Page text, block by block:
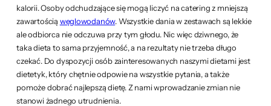
kalorii. Osoby odchudzające się mogą liczyć na catering z mniejszą
zawartością węglowodanów. Wszystkie dania w zestawach są lekkie
ale odbiorca nie odczuwa przy tym głodu. Nic więc dziwnego, że
taka dieta to sama przyjemność, a na rezultaty nie trzeba długo
czekać. Do dyspozycji osób zainteresowanych naszymi dietami jest
dietetyk, który chętnie odpowie na wszystkie pytania, a także
pomoże dobrać najlepszą dietę. Z nami wprowadzanie zmian nie
stanowi żadnego utrudnienia.